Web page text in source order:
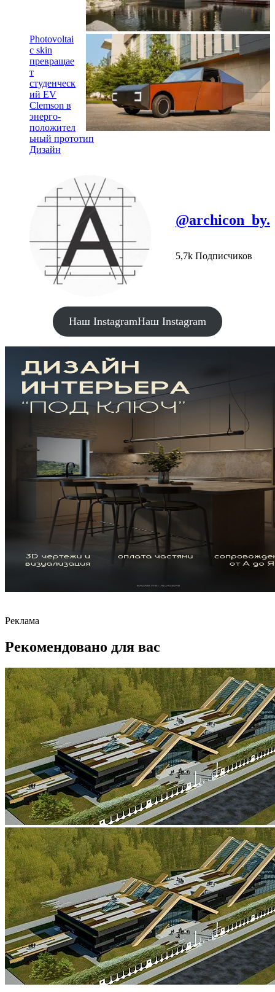
Photovoltai
c skin
превращае
т
студенческ
ий EV
Clemson в
энерго-
положител
ьный прототип
Дизайн
@archicon_by.
5,7k Подписчиков
Наш InstagramНаш Instagram
Реклама
Рекомендовано для вас